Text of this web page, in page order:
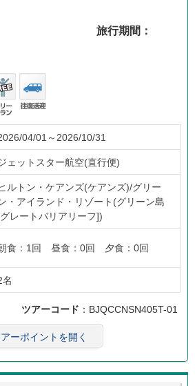
旅行期間：
プ
往復
送迎
04/01～2026/10/31
ェットスター航空(直行便)
ルトン・ケアンズ(ケアンズ)/グリー
・アイランド・リゾート(グリーン島
レートバリアリーフ])
食：1回 昼食：0回 夕食：0回
名
ツアーコード ：BJQCCNSN405T-01
ーポイントを開く